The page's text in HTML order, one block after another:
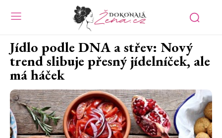
Jídlo podle DNA a střev: Nový
trend slibuje přesný jídelníček, ale
má háček